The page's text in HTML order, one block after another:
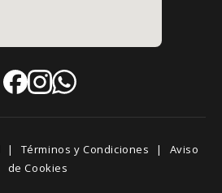
| Términos y Condiciones |
Aviso
de Cookies